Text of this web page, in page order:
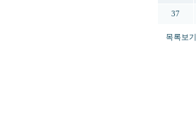
37
목록보기